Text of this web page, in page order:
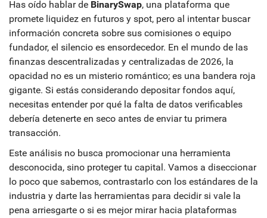
Has oído hablar de BinarySwap, una plataforma que
promete liquidez en futuros y spot, pero al intentar buscar
información concreta sobre sus comisiones o equipo
fundador, el silencio es ensordecedor. En el mundo de las
finanzas descentralizadas y centralizadas de 2026, la
opacidad no es un misterio romántico; es una bandera roja
gigante. Si estás considerando depositar fondos aquí,
necesitas entender por qué la falta de datos verificables
debería detenerte en seco antes de enviar tu primera
transacción.
Este análisis no busca promocionar una herramienta
desconocida, sino proteger tu capital. Vamos a diseccionar
lo poco que sabemos, contrastarlo con los estándares de la
industria y darte las herramientas para decidir si vale la
pena arriesgarte o si es mejor mirar hacia plataformas